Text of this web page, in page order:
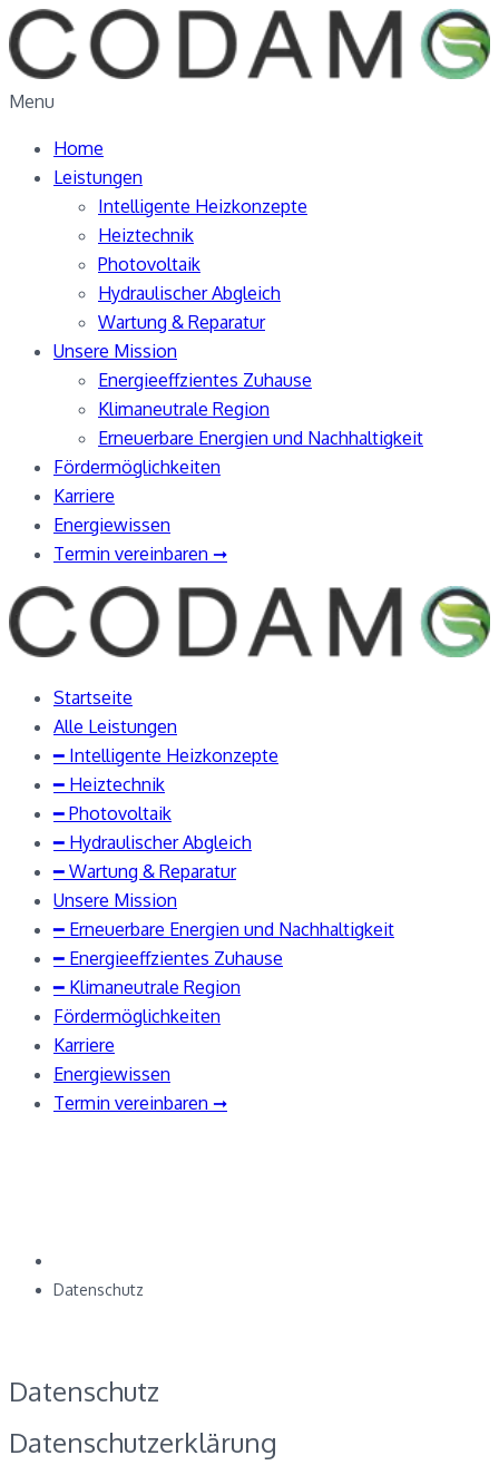
Menu
Home
Leistungen
Intelligente Heizkonzepte
Heiztechnik
Photovoltaik
Hydraulischer Abgleich
Wartung & Reparatur
Unsere Mission
Energieeffzientes Zuhause
Klimaneutrale Region
Erneuerbare Energien und Nachhaltigkeit
Fördermöglichkeiten
Karriere
Energiewissen
Termin vereinbaren ➞
Startseite
Alle Leistungen
━ Intelligente Heizkonzepte
━ Heiztechnik
━ Photovoltaik
━ Hydraulischer Abgleich
━ Wartung & Reparatur
Unsere Mission
━ Erneuerbare Energien und Nachhaltigkeit
━ Energieeffzientes Zuhause
━ Klimaneutrale Region
Fördermöglichkeiten
Karriere
Energiewissen
Termin vereinbaren ➞
Datenschutz
Datenschutz
Datenschutz­erklärung